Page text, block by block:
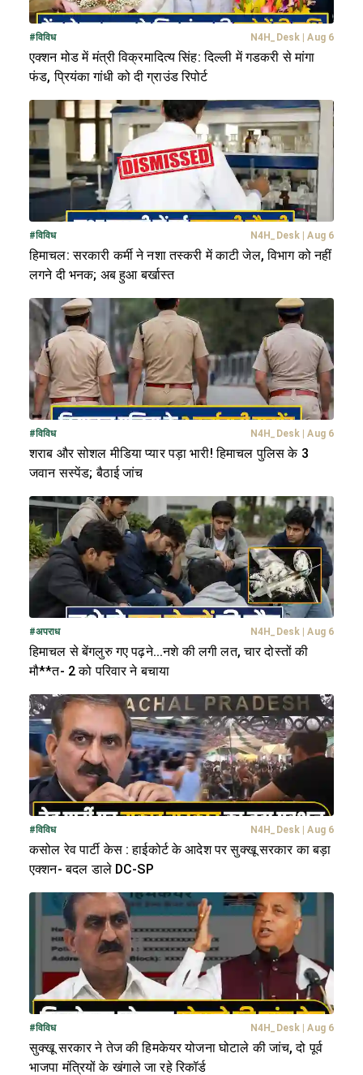
#विविध N4H_Desk Aug 6
एक्शन मोड में मंत्री विक्रमादित्य सिंह: दिल्ली में गडकरी से मांगा
फंड, प्रियंका गांधी को दी ग्राउंड रिपोर्ट
#विविध N4H_Desk Aug 6
हिमाचल: सरकारी कर्मी ने नशा तस्करी में काटी जेल, विभाग को नहीं
लगने दी भनक; अब हुआ बर्खास्त
#विविध N4H_Desk Aug 6
शराब और सोशल मीडिया प्यार पड़ा भारी! हिमाचल पुलिस के 3
जवान सस्पेंड; बैठाई जांच
#अपराध N4H_Desk Aug 6
हिमाचल से बेंगलुरु गए पढ़ने...नशे की लगी लत, चार दोस्तों की
मौ**त- 2 को परिवार ने बचाया
#विविध N4H_Desk Aug 6
कसोल रेव पार्टी केस : हाईकोर्ट के आदेश पर सुक्खू सरकार का बड़ा
एक्शन- बदल डाले DC-SP
#विविध N4H_Desk Aug 6
सुक्खू सरकार ने तेज की हिमकेयर योजना घोटाले की जांच, दो पूर्व
भाजपा मंत्रियों के खंगाले जा रहे रिकॉर्ड